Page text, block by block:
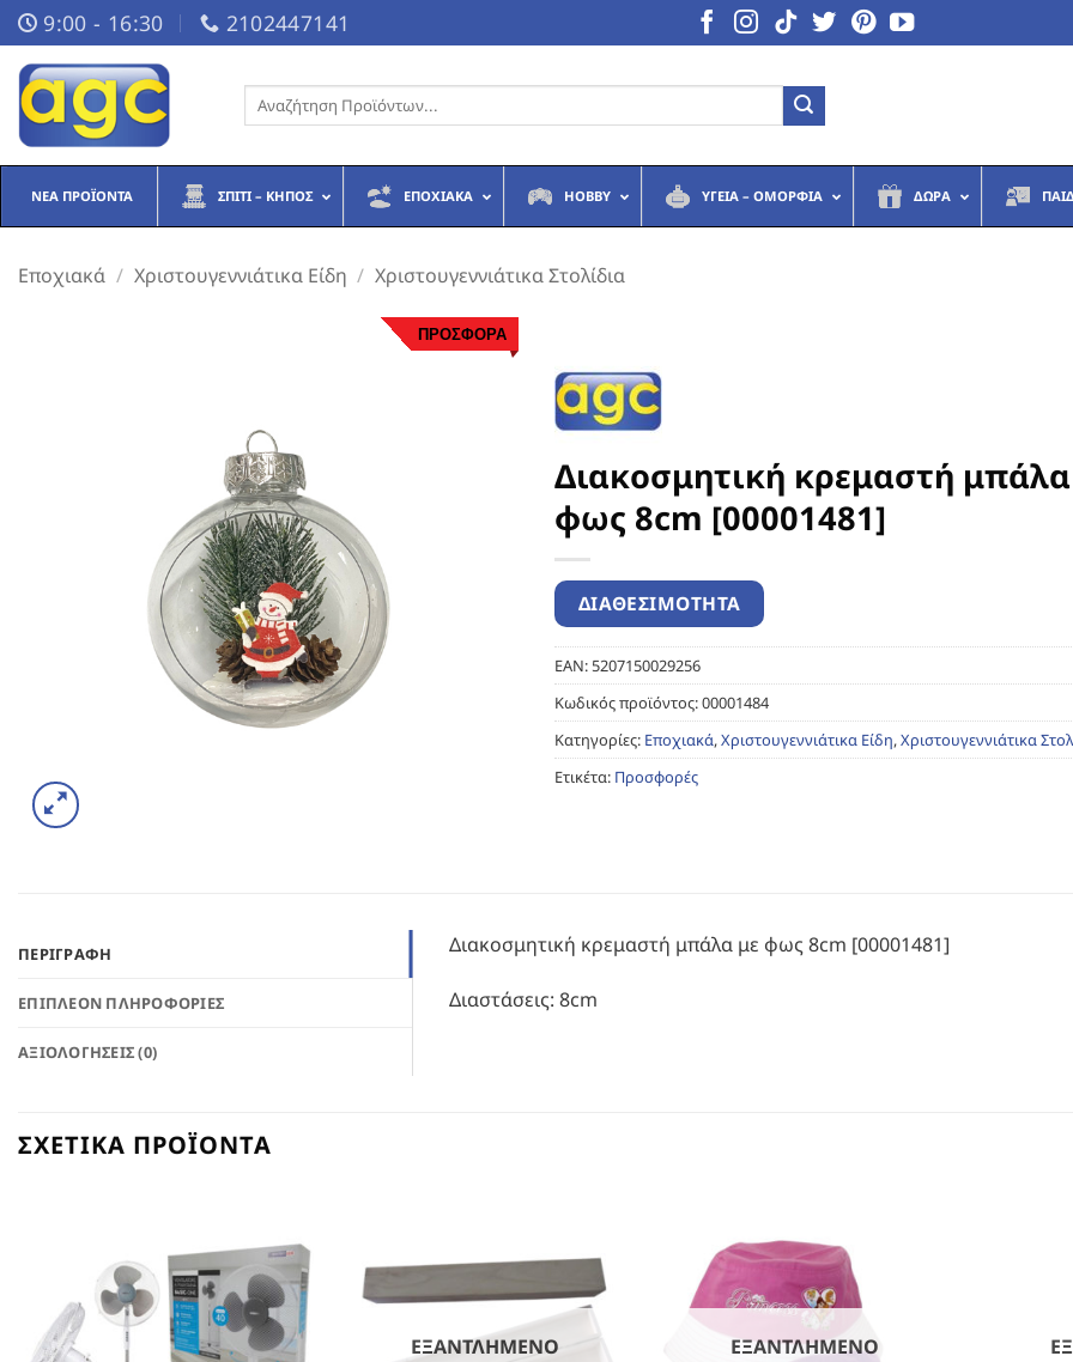
Μετάβαση
στο
περιεχόμενο
9:00 - 16:30 2102447141
Αναζήτηση
ΝΈΑ ΠΡΟΪΌΝΤΑ ΣΠΊΤΙ – ΚΉΠΟΣ ΕΠΟΧΙΑΚΆ HOBBY ΥΓΕΙΆ – ΟΜΟΡΦΙΆ ΔΏΡΑ
Εποχιακά / Χριστουγεννιάτικα Είδη / Χριστουγεννιάτικα Στολίδια
ΠΡΟΣΦΟΡΑ
Διακοσμητική κρεμαστή
φως 8cm [00001481]
EAN: 5207150029256
Κωδικός προϊόντος:00001484
Κατηγορίες: Εποχιακά,Χριστουγεννιάτικα Είδη,Χριστουγεννιάτικα
Ετικέτα: Προσφορές
ΠΕΡΙΓΡΑΦΉ
ΕΠΙΠΛΈΟΝ ΠΛΗΡΟΦΟΡΊΕΣ
ΑΞΙΟΛΟΓΉΣΕΙΣ (0)
Διακοσμητική κρεμαστή μπάλα με φως 8cm [00001481]
Διαστάσεις: 8cm
ΣΧΕΤΙΚΆ ΠΡΟΪΌΝΤΑ
ΕΞΑΝΤΛΗΜΈΝΟ ΕΞΑΝΤΛΗΜΈΝΟ